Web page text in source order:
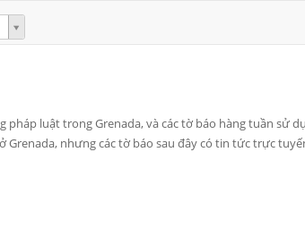
pháp luật trong Grenada, và các tờ báo hàng tuần sử
Grenada, nhưng các tờ báo sau đây có tin tức trực